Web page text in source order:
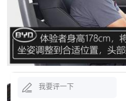
我要评一下